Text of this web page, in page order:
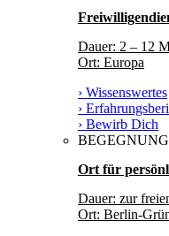
Dauer: 2 – 12
Ort: Europa
› Wissenswertes
›
› Bewirb Dich
Ort für
Dauer: zur
Ort: Berlin-